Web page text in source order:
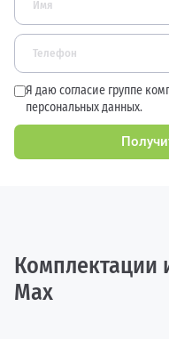
Я даю согласие группе
персональных данных.
Комплектации
Max